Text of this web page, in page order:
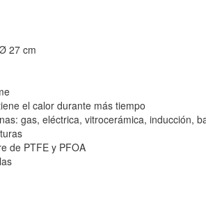
27 cm
el calor durante más tiempo
gas, eléctrica, vitrocerámica, inducción,
de PTFE y PFOA